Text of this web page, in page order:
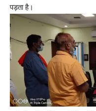
पड़ता है।